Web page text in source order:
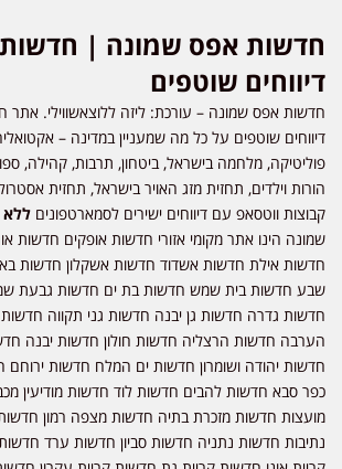
דיווחים שוטפים
חדשות אפס שמונה – עורכת: ליזה ללוצאשווילי. אתר
דיווחים שוטפים על כל מה שמעניין במדינה –
פוליטיקה, מלחמה בישראל, ביטחון, תרבות, קהילה,
הורות וילדים, תחזית מזג האויר בישראל, תחזית
קבוצות ווטסאפ עם דיווחים ישירים לסמארטפונים
שמונה הינו אתר מקומי אזורי חדשות אופקים חדשות
חדשות אילת חדשות אשדוד חדשות אשקלון חדשות
שבע חדשות בית שמש חדשות בת ים חדשות גבעת
חדשות גדרה חדשות גן יבנה חדשות גני תקווה
הערבה חדשות הרצליה חדשות חולון חדשות יבנה
חדשות יהודה ושומרון חדשות ים המלח חדשות ירוחם
כפר סבא חדשות להבים חדשות לוד חדשות מודיעין
מועצות חדשות מזכרת בתיה חדשות מצפה רמון
נתיבות חדשות נתניה חדשות סביון חדשות ערד